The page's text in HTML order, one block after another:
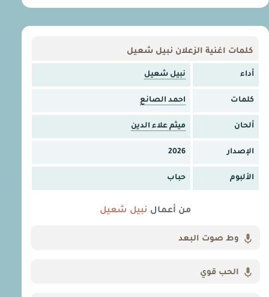
كلمات اغنية الزعلان نبيل شعيل
أداء نبيل شعيل
كلمات احمد الصانع
ألحان ميثم علاء الدين
الإصدار 2026
الألبوم حباب
من أعمال نبيل شعيل
وط صوت البعد
الحب قوي